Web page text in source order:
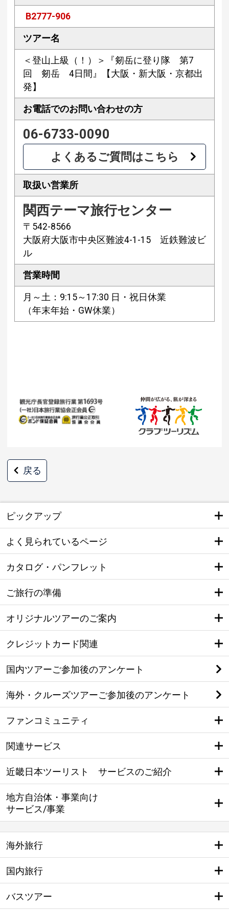
B2777-906
ツアー名
＜登山上級（！）＞『剱岳に登り隊 第7
回 剱岳 4日間』【大阪・新大阪・京都出
発】
お電話でのお問い合わせの方
06-6733-0090
よくあるご質問はこちら
取扱い営業所
関西テーマ旅行センター
〒542-8566
大阪府大阪市中央区難波4-1-15 近鉄難波ビ
ル
営業時間
月～土：9:15～17:30 日・祝日休業
（年末年始・GW休業）
戻る
ピックアップ
よく見られているページ
カタログ・パンフレット
ご旅行の準備
オリジナルツアーのご案内
クレジットカード関連
国内ツアーご参加後のアンケート
海外・クルーズツアーご参加後のアンケート
ファンコミュニティ
関連サービス
近畿日本ツーリスト サービスのご紹介
地方自治体・事業向け
サービス/事業
海外旅行
国内旅行
バスツアー